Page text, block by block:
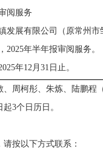
阅服务
发展有限公司（原常州市
2025年半年报审阅服务。
年12月 31 日止。
周柯彤、朱炼、陆鹏程
起3个日历日。
按以下方式联系：